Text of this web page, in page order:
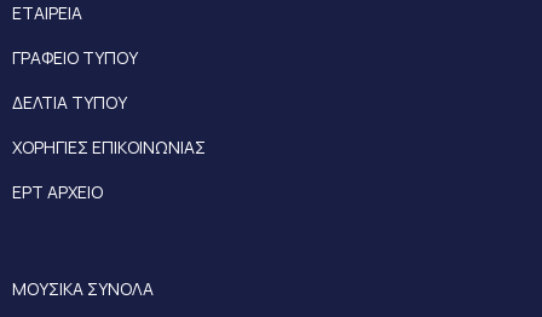
ΕΤΑΙΡΕΙΑ
ΓΡΑΦΕΙΟ ΤΥΠΟΥ
ΔΕΛΤΙΑ ΤΥΠΟΥ
ΧΟΡΗΓΙΕΣ ΕΠΙΚΟΙΝΩΝΙΑΣ
ΕΡΤ ΑΡΧΕΙΟ
ΜΟΥΣΙΚΑ ΣΥΝΟΛΑ